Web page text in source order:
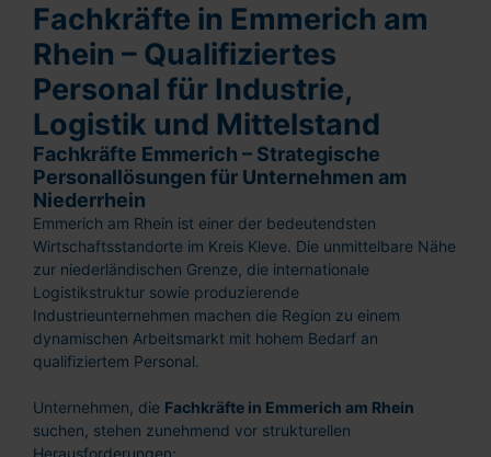
Fachkräfte in Emmerich am
Rhein – Qualifiziertes
Personal für Industrie,
Logistik und Mittelstand
Fachkräfte Emmerich – Strategische
Personallösungen für Unternehmen am
Niederrhein
Emmerich am Rhein ist einer der bedeutendsten
Wirtschaftsstandorte im Kreis Kleve. Die unmittelbare Nähe
zur niederländischen Grenze, die internationale
Logistikstruktur sowie produzierende
Industrieunternehmen machen die Region zu einem
dynamischen Arbeitsmarkt mit hohem Bedarf an
qualifiziertem Personal.
Unternehmen, die Fachkräfte in Emmerich am Rhein
suchen, stehen zunehmend vor strukturellen
Herausforderungen: